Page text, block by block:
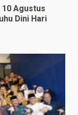
10 Agustus
Dini Hari